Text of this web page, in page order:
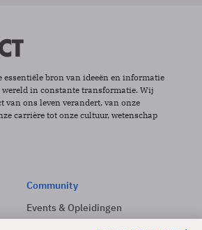
essentiële bron van ideeën en informatie
wereld in constante transformatie. Wij
van ons leven verandert, van onze
carrière tot onze cultuur, wetenschap
Community
Events & Opleidingen
Nieuwsbrieven